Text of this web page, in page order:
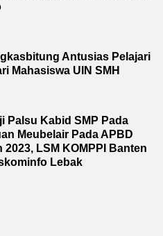
Antusias Pelajari
Mahasiswa UIN SMH
Palsu Kabid SMP Pada
Meubelair Pada APBD
LSM KOMPPI Banten
Lebak